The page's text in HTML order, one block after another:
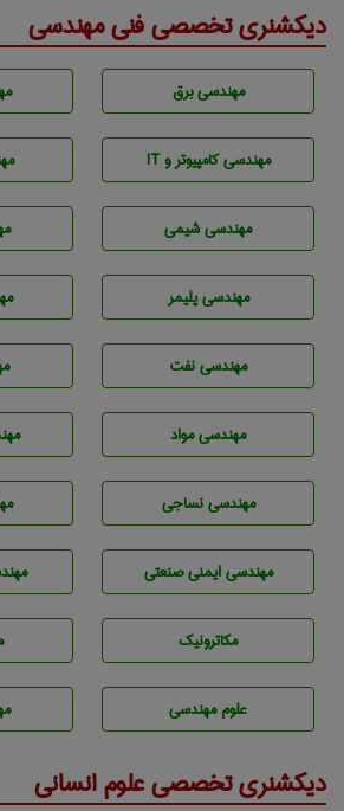
دیکشنری تخصصی فنی مهندسی
مهندسی برق
مهندسی كامپيوتر و IT
مهندسي شيمی
مهندسی پليمر
مهندسی نفت
مهندسی مواد
مهندسي نساجی
مهندسی ایمنی صنعتی
مکاترونیک
علوم مهندسی
دیکشنری تخصصی علوم انسانی